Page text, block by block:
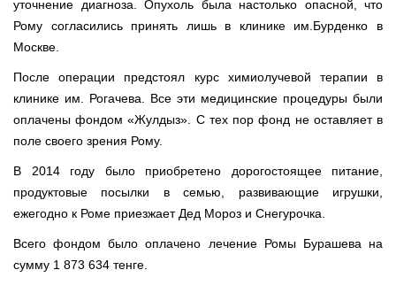
уточнение диагноза. Опухоль была настолько опасной, что
Рому согласились принять лишь в клинике им.Бурденко в
Москве.
После операции предстоял курс химиолучевой терапии в
клинике им. Рогачева. Все эти медицинские процедуры были
оплачены фондом «Жулдыз». С тех пор фонд не оставляет в
поле своего зрения Рому.
В 2014 году было приобретено дорогостоящее питание,
продуктовые посылки в семью, развивающие игрушки,
ежегодно к Роме приезжает Дед Мороз и Снегурочка.
Всего фондом было оплачено лечение Ромы Бурашева на
сумму 1 873 634 тенге.